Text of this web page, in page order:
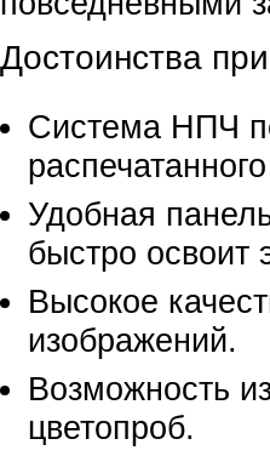
Достоинства
Система НПЧ
Удобная
быстро освоит
Высокое
изображений.
Возможность
цветопроб.